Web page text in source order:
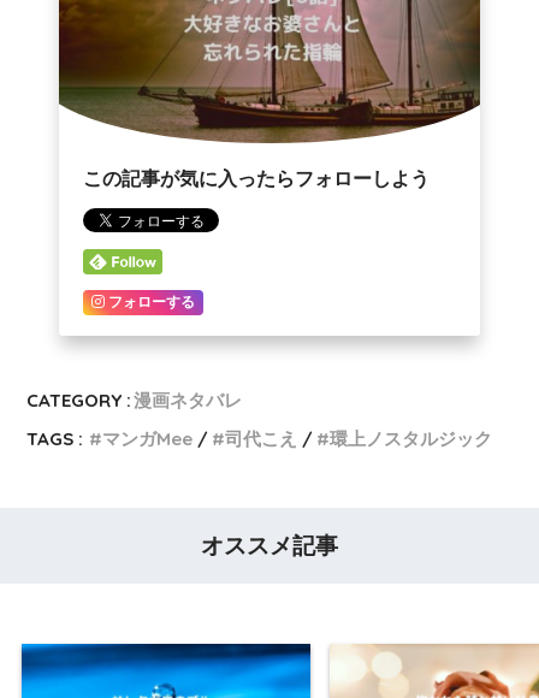
この記事が気に入ったらフォローしよう
フォローする
CATEGORY :漫画ネタバレ
TAGS :
マンガMee 司代こえ 環上ノスタルジック
オススメ記事